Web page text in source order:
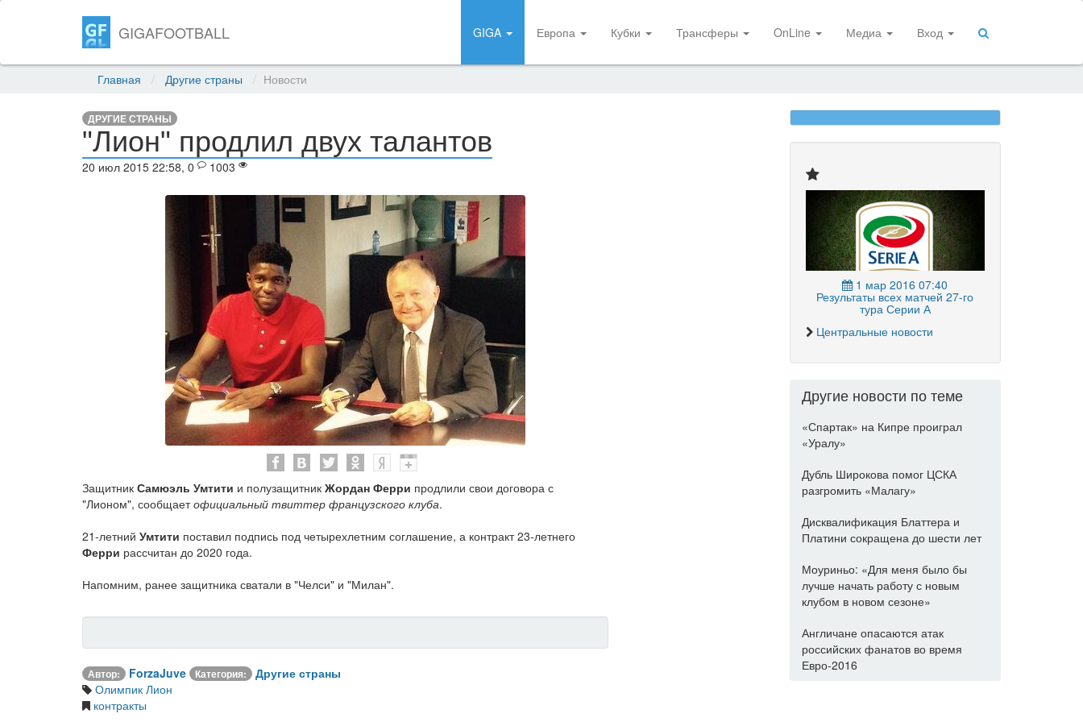
GIGAFOOTBALL GIGA Европа Кубки Трансферы OnLine Медиа Вход
Главная Другие страны Новости
ДРУГИЕ СТРАНЫ
"Лион" продлил двух талантов
20 июл 2015 22:58, 0 1003
Защитник Самюэль Умтити и полузащитник Жордан Ферри продлили свои договора с
"Лионом", сообщаетофициальный твиттер французского клуба.
21-летний Умтити поставил подпись под четырехлетним соглашение, а контракт 23-летнего
Ферри рассчитан до 2020 года.
Напомним, ранее защитника сватали в "Челси" и "Милан".
Автор: ForzaJuve Категория:
Другие страны
Олимпик Лион
контракты
1 мар 2016 07:40
Результаты всех матчей 27-го
тура Серии А
Центральные новости
Другие новости по теме
«Спартак» на Кипре проиграл
«Уралу»
Дубль Широкова помог ЦСКА
разгромить «Малагу»
Дисквалификация Блаттера и
Платини сокращена до шести лет
Моуриньо: «Для меня было бы
лучше начать работу с новым
клубом в новом сезоне»
Англичане опасаются атак
российских фанатов во время
Евро-2016